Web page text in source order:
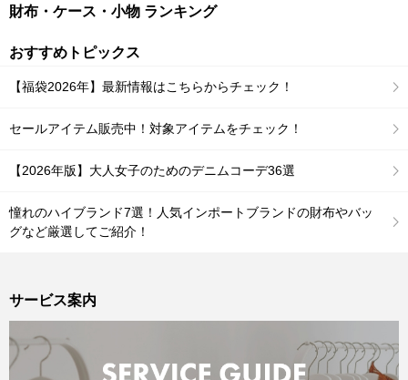
財布・ケース・小物 ランキング
おすすめトピックス
【福袋2026年】最新情報はこちらからチェック！
セールアイテム販売中！対象アイテムをチェック！
【2026年版】大人女子のためのデニムコーデ36選
憧れのハイブランド7選！人気インポートブランドの財布やバッ
グなど厳選してご紹介！
サービス案内